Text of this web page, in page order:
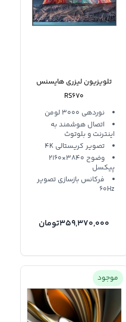
تلویزیون لیزری هایسنس
RS670
نوردهی 3000 لومن
اتصال هوشمند به
اینترنت و بلوتوث
تصویر کریستالی 4K
وضوح 3840×2160
پیکسل
فرکانس بازسازی تصویر
60Hz
359,370,000تومان
موجود